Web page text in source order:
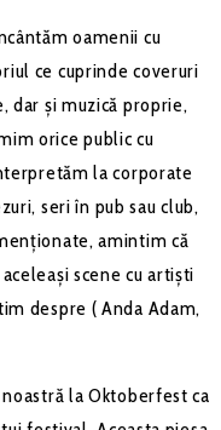
oamenii cu
ce cuprinde coveruri
dar și muzică proprie,
orice public cu
la corporate
seri în pub sau club,
amintim că
scene cu artiști
despre ( Anda Adam,
la Oktoberfest ca